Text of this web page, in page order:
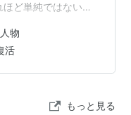
ど単純ではないの
失敗には共通点が
りすぎたこと」
す。 一方で、失敗
すい理由を分かり
物
活
もっと見る